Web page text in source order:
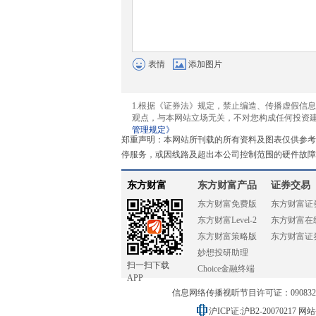
表情 添加图片
1.根据《证券法》规定，禁止编造、传播虚假信
观点，与本网站立场无关，不对您构成任何投资
管理规定》
郑重声明：本网站所刊载的所有资料及图表仅供参
停服务，或因线路及超出本公司控制范围的硬件故
东方财富
扫一扫下载
APP
东方财富产品
东方财富免费版
东方财富Level-2
东方财富策略版
妙想投研助理
Choice金融终端
证券交易
东方财富证
东方财富在
东方财富证
信息网络传播视听节目许可证：
沪ICP证:沪B2-20070217 网